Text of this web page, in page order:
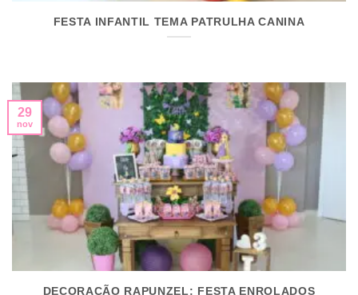
FESTA INFANTIL TEMA PATRULHA CANINA
DECORAÇÃO RAPUNZEL: FESTA ENROLADOS
29
nov